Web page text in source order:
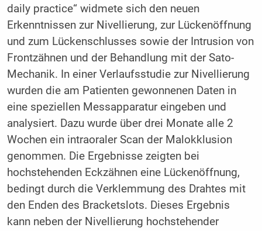
daily practice“ widmete sich den neuen
Erkenntnissen zur Nivellierung, zur Lückenöffnung
und zum Lückenschlusses sowie der Intrusion von
Frontzähnen und der Behandlung mit der Sato-
Mechanik. In einer Verlaufsstudie zur Nivellierung
wurden die am Patienten gewonnenen Daten in
eine speziellen Messapparatur eingeben und
analysiert. Dazu wurde über drei Monate alle 2
Wochen ein intraoraler Scan der Malokklusion
genommen. Die Ergebnisse zeigten bei
hochstehenden Eckzähnen eine Lückenöffnung,
bedingt durch die Verklemmung des Drahtes mit
den Enden des Bracketslots. Dieses Ergebnis
kann neben der Nivellierung hochstehender